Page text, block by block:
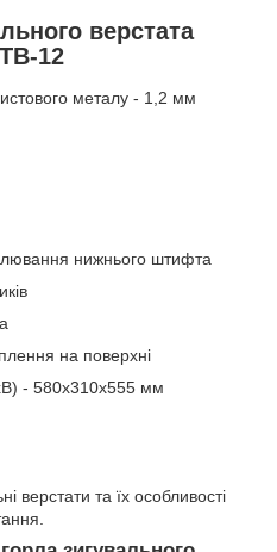
верстата
12
металу - 1,2 мм
нижнього штифта
на поверхні
- 580x310x555 мм
верстати та їх особливості